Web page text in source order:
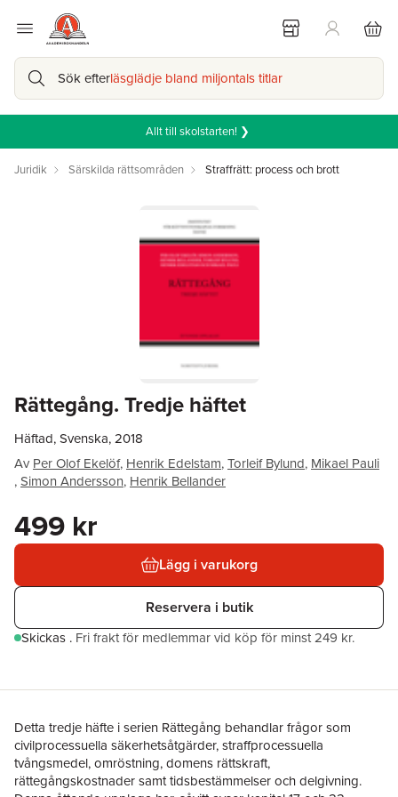
Sök efterläsglädje bland miljontals titlar
Allt till skolstarten! ❯
Juridik Särskilda rättsområden Straffrätt: process och brott
Rättegång. Tredje häftet
Häftad, Svenska, 2018
Av Per Olof Ekelöf, Henrik Edelstam,Torleif Bylund, Mikael Pauli
,Simon Andersson, Henrik Bellander
499 kr
Lägg i varukorg
Reservera i butik
Skickas . Fri frakt för medlemmar vid köp för minst 249 kr.
Detta tredje häfte i serien Rättegång behandlar frågor som
civilprocessuella säkerhetsåtgärder, straffprocessuella
tvångsmedel, omröstning, domens rättskraft,
rättegångskostnader samt tidsbestämmelser och delgivning.